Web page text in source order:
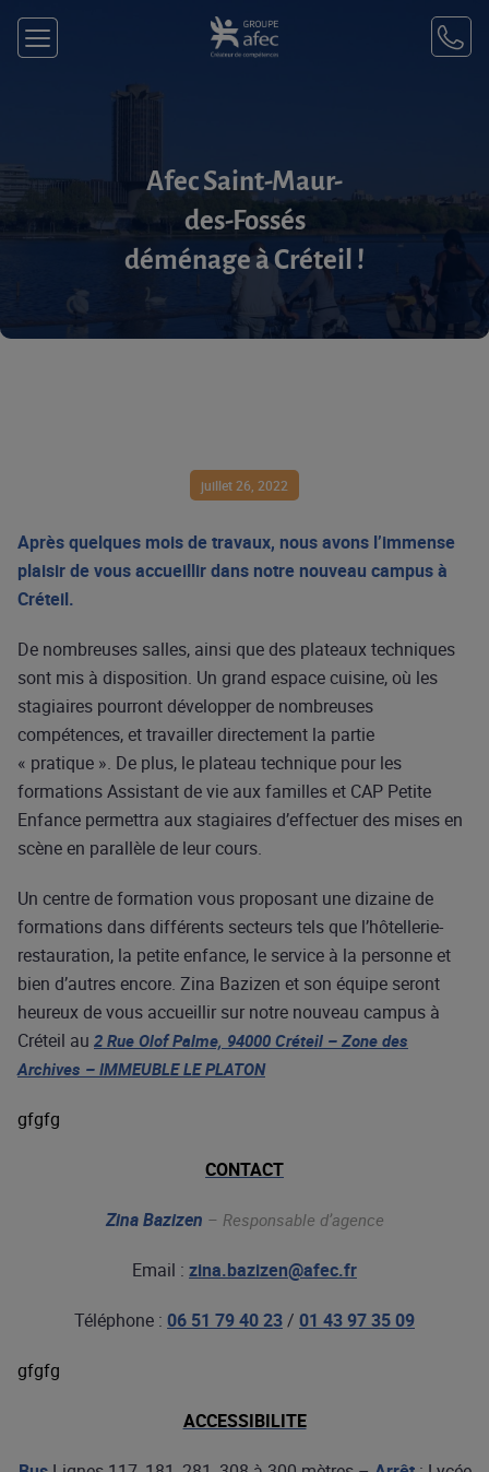
Afec Saint-Maur-
des-Fossés
déménage à Créteil !
juillet 26, 2022
Après quelques mois de travaux, nous avons l’immense
plaisir de vous accueillir dans notre nouveau campus à
Créteil.
De nombreuses salles, ainsi que des plateaux techniques
sont mis à disposition. Un grand espace cuisine, où les
stagiaires pourront développer de nombreuses
compétences, et travailler directement la partie
« pratique ». De plus, le plateau technique pour les
formations Assistant de vie aux familles et CAP Petite
Enfance permettra aux stagiaires d’effectuer des mises en
scène en parallèle de leur cours.
Un centre de formation vous proposant une dizaine de
formations dans différents secteurs tels que l’hôtellerie-
restauration, la petite enfance, le service à la personne et
bien d’autres encore. Zina Bazizen et son équipe seront
heureux de vous accueillir sur notre nouveau campus à
Créteil au 2 Rue Olof Palme, 94000 Créteil – Zone des
Archives – IMMEUBLE LE PLATON
gfgfg
CONTACT
Zina Bazizen – Responsable d’agence
Email : zina.bazizen@afec.fr
Téléphone : 06 51 79 40 23/ 01 43 97 35 09
gfgfg
ACCESSIBILITE